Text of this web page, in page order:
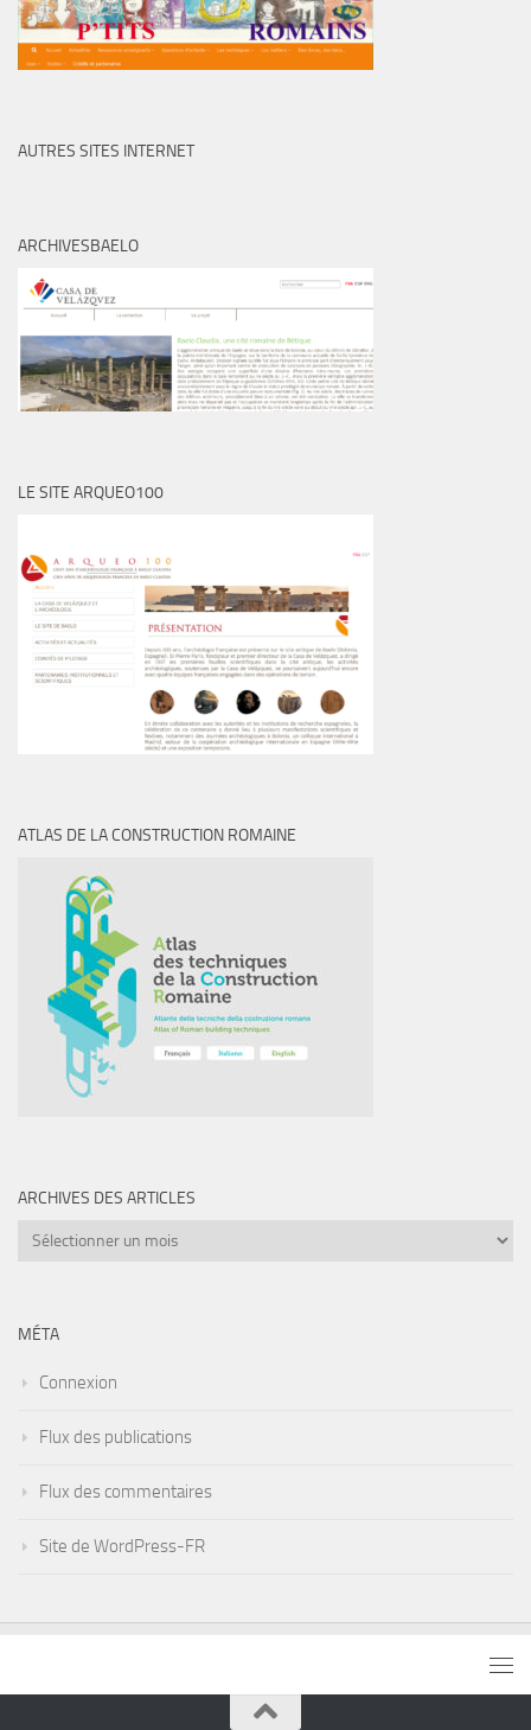
AUTRES SITES INTERNET
ARCHIVESBAELO
LE SITE ARQUEO100
ATLAS DE LA CONSTRUCTION ROMAINE
ARCHIVES DES ARTICLES
Archives
MÉTA
Connexion
Flux des publications
Flux des commentaires
Site de WordPress-FR